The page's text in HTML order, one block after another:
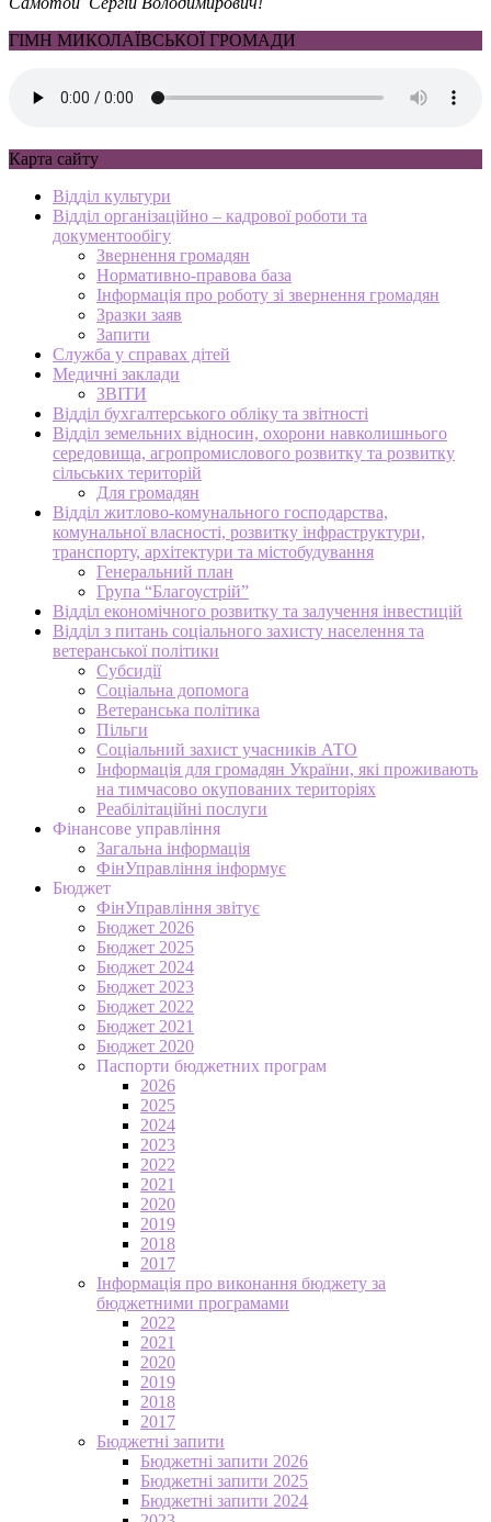
ГІМН МИКОЛАЇВСЬКОЇ ГРОМАДИ
Карта сайту
Відділ культури
Відділ організаційно – кадрової роботи та
документообігу
Звернення громадян
Нормативно-правова база
Інформація про роботу зі звернення громадян
Зразки заяв
Запити
Служба у справах дітей
Медичні заклади
ЗВІТИ
Відділ бухгалтерського обліку та звітності
Відділ земельних відносин, охорони навколишнього
середовища, агропромислового розвитку та розвитку
сільських територій
Для громадян
Відділ житлово-комунального господарства,
комунальної власності, розвитку інфраструктури,
транспорту, архітектури та містобудування
Генеральний план
Група “Благоустрій”
Відділ економічного розвитку та залучення інвестицій
Відділ з питань соціального захисту населення та
ветеранської політики
Субсидії
Соціальна допомога
Ветеранська політика
Пільги
Соціальний захист учасників АТО
Інформація для громадян України, які проживають
на тимчасово окупованих територіях
Реабілітаційні послуги
Фінансове управління
Загальна інформація
ФінУправління інформує
Бюджет
ФінУправління звітує
Бюджет 2026
Бюджет 2025
Бюджет 2024
Бюджет 2023
Бюджет 2022
Бюджет 2021
Бюджет 2020
Паспорти бюджетних програм
2026
2025
2024
2023
2022
2021
2020
2019
2018
2017
Інформація про виконання бюджету за
бюджетними програмами
2022
2021
2020
2019
2018
2017
Бюджетні запити
Бюджетні запити 2026
Бюджетні запити 2025
Бюджетні запити 2024